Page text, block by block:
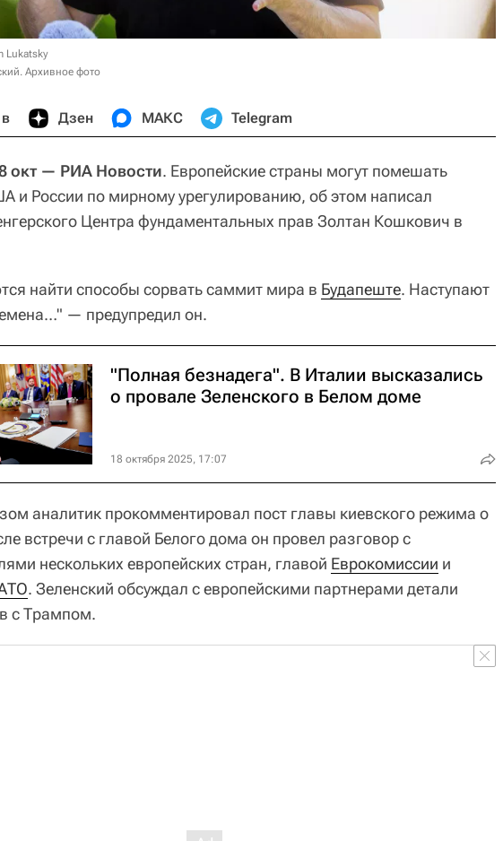
Lukatsky
Архивное фото
Дзен МАКС Telegram
окт — РИА Новости. Европейские страны могут помешать
и России по мирному урегулированию, об этом написал
Центра фундаментальных прав Золтан Кошкович в
найти способы сорвать саммит мира в Будапеште. Наступают
— предупредил он.
"Полная безнадега". В Италии высказались
о провале Зеленского в Белом доме
18 октября 2025, 17:07
аналитик прокомментировал пост главы киевского режима о
встречи с главой Белого дома он провел разговор с
нескольких европейских стран, главой Еврокомиссии и
. Зеленский обсуждал с европейскими партнерами детали
с Трампом.